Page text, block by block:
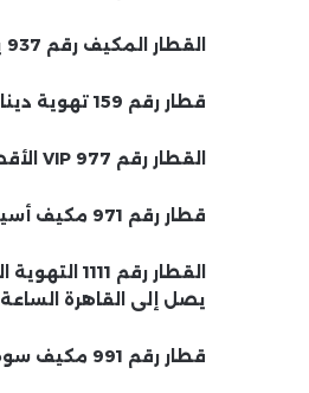
القطار المكيف رقم 937 ينطلق من محطة المنيا الساعة 14:00 ويصل إلى القاهرة الساعة 17:30.
قطار رقم 159 تهوية ديناميكية الأقصر القاهرة يغادر الساعة 6.00 ويصل الساعة 18.50
القطار رقم 977 VIP الأقصر القاهرة يغادر الساعة 19:25.
قطار رقم 971 مكيف أسيوط-القاهرة – مكيف – موعد الإقلاع 7:05 والوصول 1:05.
يصل إلى القاهرة الساعة 15:10.
قطار رقم 991 مكيف سوهاج-القاهرة موعد الاقلاع 6:30 ص